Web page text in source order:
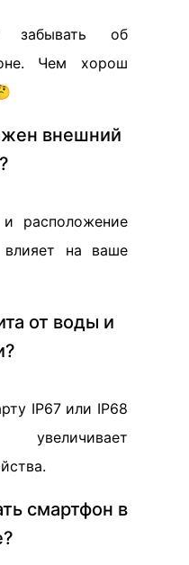
об
Чем хорош
внешний
расположение
на ваше
от воды и
IP67 или IP68
смартфон в